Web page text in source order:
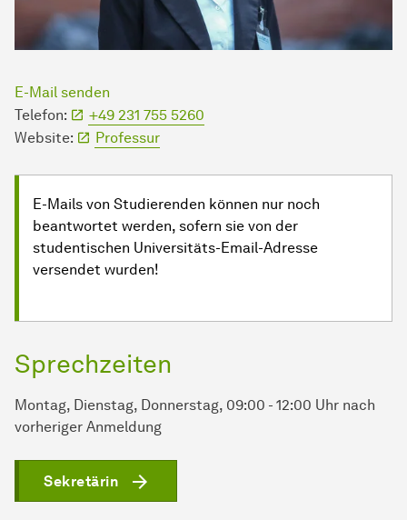
E-Mail senden
Telefon:
+49 231 755 5260
Website:
Professur
E-Mails von Studierenden können nur noch
beantwortet werden, sofern sie von der
studentischen Universitäts-Email-Adresse
versendet wurden!
Sprechzeiten
Montag, Dienstag, Donnerstag, 09:00 - 12:00 Uhr nach
vorheriger Anmeldung
Sekretärin